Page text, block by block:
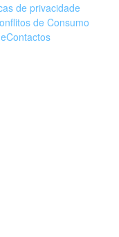
de privacidade
de Consumo
Contactos